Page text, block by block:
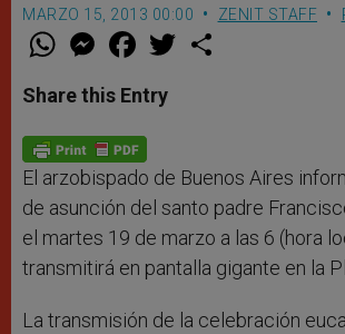
MARZO 15, 2013 00:00 ZENIT STAFF
W
t
s
p
p
M
e
s
e
g
e
r
F
a
e
b
o
k
w
Share this Entry
El arzobispado de Buenos Aires
de asunción del santo padre
el martes 19 de marzo a las 6 (hora
transmitirá en pantalla gigante en la
La transmisión de la celebración